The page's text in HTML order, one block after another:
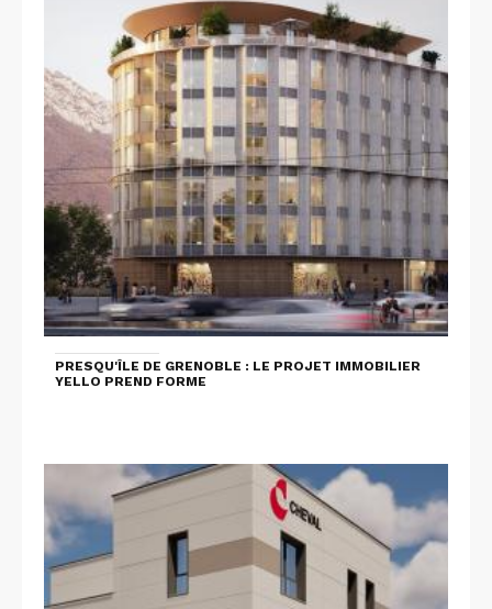
PRESQU'ÎLE DE GRENOBLE : LE PROJET IMMOBILIER
YELLO PREND FORME